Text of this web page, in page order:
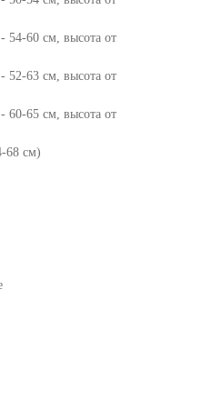
54-60 см, высота от
52-63 см, высота от
60-65 см, высота от
68 см)